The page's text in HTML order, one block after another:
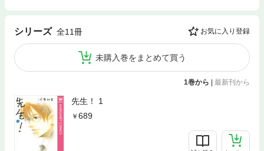
シリーズ 全11冊 お気に入り登録
未購入巻をまとめて買う
1巻から 最新刊から
先生！ 1
689